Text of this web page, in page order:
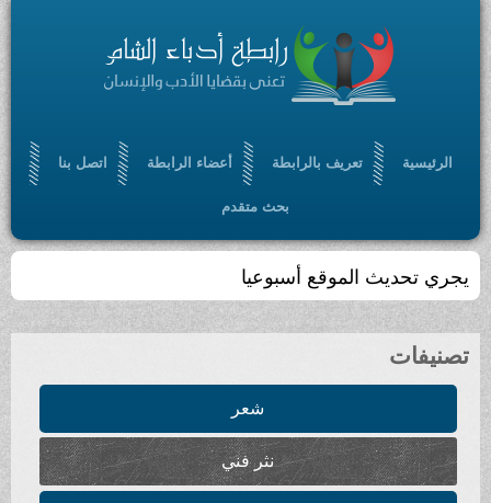
الرئيسية تعريف بالرابطة أعضاء الرابطة اتصل بنا
بحث متقدم
يجري تحديث الموقع أسبوعيا
تصنيفات
شعر
نثر فني